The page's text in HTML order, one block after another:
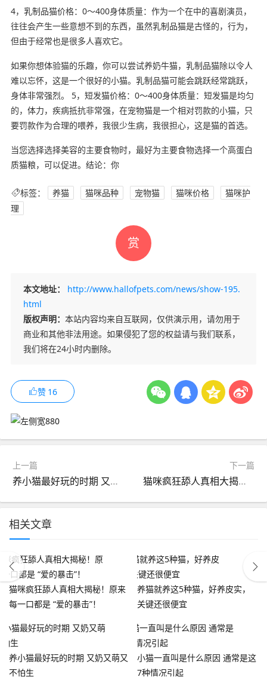
4，乳制品猫价格：0〜400身体质量：作为一个在中的喜剧演员，
往往会产生一些意想不到的东西，虽然乳制品猫是古怪的，行为，
但由于经常也是很多人喜欢它。
如果你想体验猫的乐趣，你可以尝试养奶牛猫，乳制品猫除以令人
难以忘怀，这是一个很好的小猫。乳制品猫可能会跳跃经常跳跃，
身体非常强烈。 5，短发猫价格：0〜400身体质量：短发猫是均匀
的，体力，疾病抵抗非常强，在宠物猫是一个相对罚款的小猫，只
要罚款作为合理的喂养，我很少生病，我很担心，这是猫的首选。
当您选择选择美容的主要食物时，最好为主要食物选择一个高蛋白
质猫粮，可以促进。结论：你
标签： 养猫 猫咪品种 宠物猫 猫咪价格
猫咪护
理
赏
本文地址：
http://www.hallofpets.com/news/show-195.
html
版权声明： 本站内容均来自互联网，仅供演示用，请勿用于
商业和其他非法用途。如果侵犯了您的权益请与我们联系，
我们将在24小时内删除。
赞 16
上一篇
养小猫最好玩的时期 又奶又萌又不怕生
下一篇
猫咪疯狂舔人真相大揭秘！原来每一口都是 “爱的暴击”！
相关文章
猫咪疯狂舔人真相大揭秘！原来
每一口都是 “爱的暴击”！
养猫就养这5种猫，好养皮实，
关键还很便宜
养小猫最好玩的时期 又奶又萌又
不怕生
小猫一直叫是什么原因 通常是这
7种情况引起